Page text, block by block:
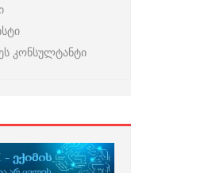
კონსულტანტი